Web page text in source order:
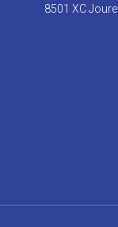
8501 XC Joure